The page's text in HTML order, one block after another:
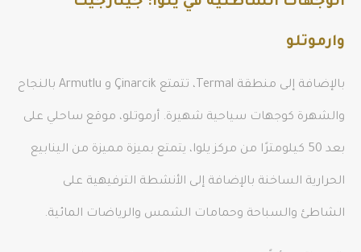
وارموتلو
بالإضافة إلى منطقة Termal، تتمتع Çinarcik و Armutlu بالنجاح
والشهرة كوجهات سياحية شهيرة. أرموتلو، موقع ساحلي على
بعد 50 كيلومترًا من مركز يلوا، يتمتع بميزة مميزة من الينابيع
الحرارية الساخنة بالإضافة إلى الأنشطة الترفيهية على
الشاطئ والسباحة وحمامات الشمس والرياضات المائية.